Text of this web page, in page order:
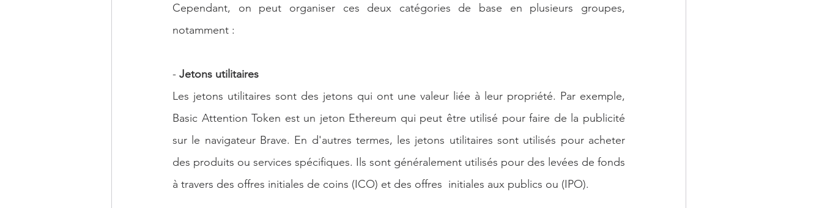
Cependant, on peut organiser ces deux catégories de base en plusieurs groupes,
notamment :
- Jetons utilitaires
Les jetons utilitaires sont des jetons qui ont une valeur liée à leur propriété. Par exemple,
Basic Attention Token est un jeton Ethereum qui peut être utilisé pour faire de la publicité
sur le navigateur Brave. En d'autres termes, les jetons utilitaires sont utilisés pour acheter
des produits ou services spécifiques. Ils sont généralement utilisés pour des levées de fonds
à travers des offres initiales de coins (ICO) et des offres  initiales aux publics ou (IPO).